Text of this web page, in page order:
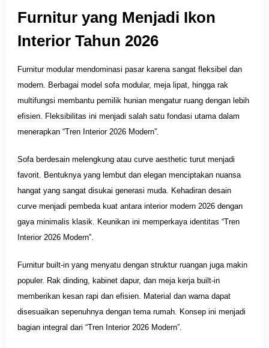
Furnitur yang Menjadi Ikon
Interior Tahun 2026
Furnitur modular mendominasi pasar karena sangat fleksibel dan
modern. Berbagai model sofa modular, meja lipat, hingga rak
multifungsi membantu pemilik hunian mengatur ruang dengan lebih
efisien. Fleksibilitas ini menjadi salah satu fondasi utama dalam
menerapkan “Tren Interior 2026 Modern”.
Sofa berdesain melengkung atau curve aesthetic turut menjadi
favorit. Bentuknya yang lembut dan elegan menciptakan nuansa
hangat yang sangat disukai generasi muda. Kehadiran desain
curve menjadi pembeda kuat antara interior modern 2026 dengan
gaya minimalis klasik. Keunikan ini memperkaya identitas “Tren
Interior 2026 Modern”.
Furnitur built-in yang menyatu dengan struktur ruangan juga makin
populer. Rak dinding, kabinet dapur, dan meja kerja built-in
memberikan kesan rapi dan efisien. Material dan warna dapat
disesuaikan sepenuhnya dengan tema rumah. Konsep ini menjadi
bagian integral dari “Tren Interior 2026 Modern”.